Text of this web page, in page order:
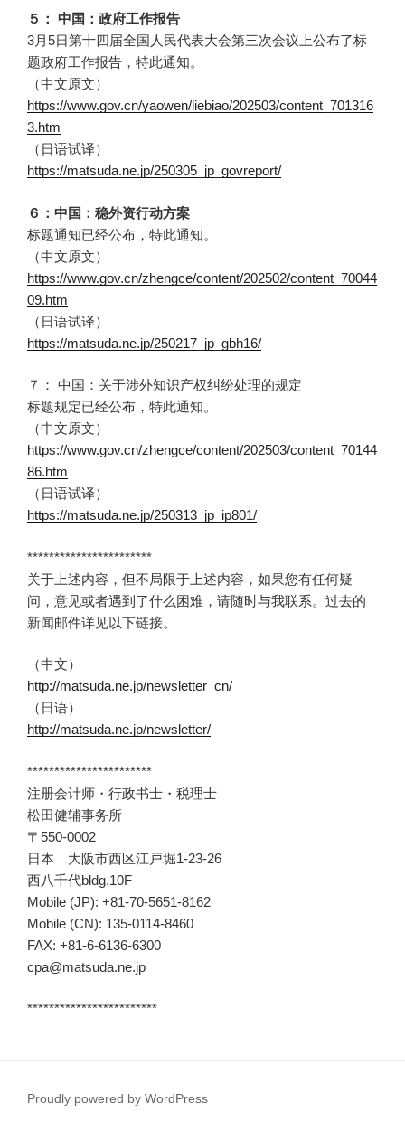
５： 中国：政府工作报告
3月5日第十四届全国人民代表大会第三次会议上公布了标
题政府工作报告，特此通知。
（中文原文）
https://www.gov.cn/yaowen/liebiao/202503/content_701316
3.htm
（日语试译）
https://matsuda.ne.jp/250305_jp_govreport/
６：中国：稳外资行动方案
标题通知已经公布，特此通知。
（中文原文）
https://www.gov.cn/zhengce/content/202502/content_70044
09.htm
（日语试译）
https://matsuda.ne.jp/250217_jp_gbh16/
７： 中国：关于涉外知识产权纠纷处理的规定
标题规定已经公布，特此通知。
（中文原文）
https://www.gov.cn/zhengce/content/202503/content_70144
86.htm
（日语试译）
https://matsuda.ne.jp/250313_jp_ip801/
***********************
关于上述内容，但不局限于上述内容，如果您有任何疑
问，意见或者遇到了什么困难，请随时与我联系。过去的
新闻邮件详见以下链接。
（中文）
http://matsuda.ne.jp/newsletter_cn/
（日语）
http://matsuda.ne.jp/newsletter/
***********************
注册会计师・行政书士・税理士
松田健辅事务所
〒550-0002
日本 大阪市西区江戸堀1-23-26
西八千代bldg.10F
Mobile (JP): +81-70-5651-8162
Mobile (CN): 135-0114-8460
FAX: +81-6-6136-6300
cpa@matsuda.ne.jp
************************
Proudly powered by WordPress